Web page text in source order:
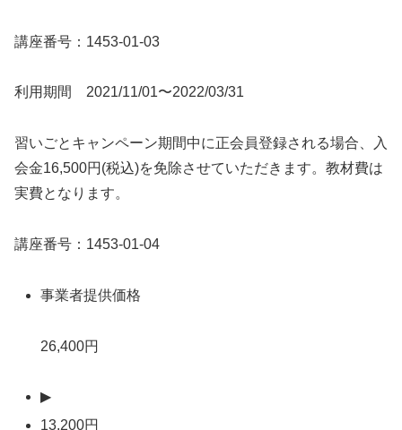
講座番号：1453-01-03
利用期間 2021/11/01〜2022/03/31
習いごとキャンペーン期間中に正会員登録される場合、入
会金16,500円(税込)を免除させていただきます。教材費は
実費となります。
講座番号：1453-01-04
事業者提供価格
26,400円
▶
13,200円